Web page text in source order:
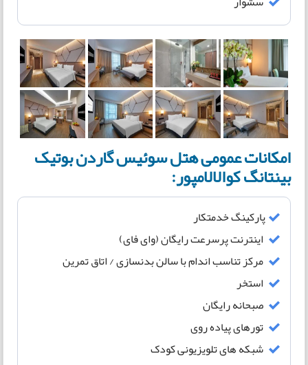
امکانات عمومی هتل سوئیس گاردن بوتیک
بینتانگ کوالالامپور:
پارکینگ خدمتکار
اینترنت پرسرعت رایگان (وای فای)
مرکز تناسب اندام با سالن بدنسازی / اتاق تمرین
استخر
صبحانه رایگان
تورهای پیاده روی
شبکه های تلویزیونی کودک